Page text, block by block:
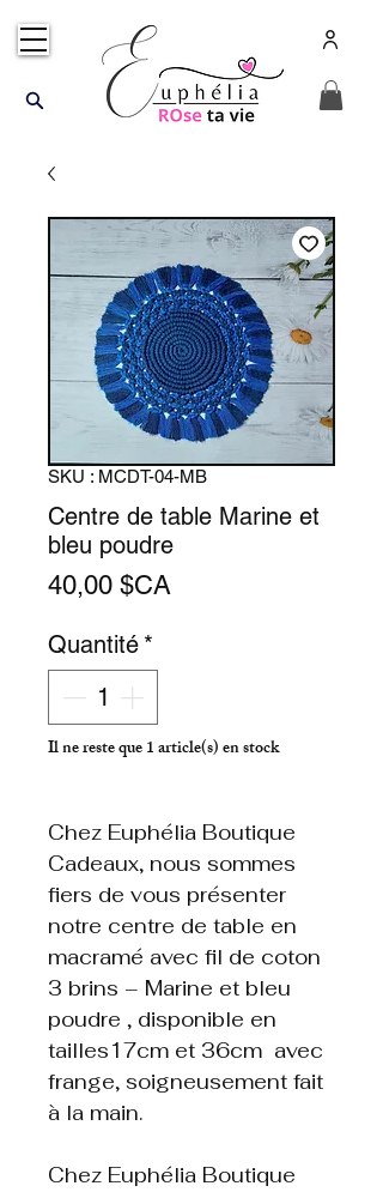
SKU : MCDT-04-MB
Centre de table Marine et
bleu poudre
40,00 $CA
Quantité *
Il ne reste que 1 article(s) en stock
Chez Euphélia Boutique
Cadeaux, nous sommes
fiers de vous présenter
notre centre de table en
macramé avec fil de coton
3 brins – Marine et bleu
poudre , disponible en
tailles17cm et 36cm avec
frange, soigneusement fait
à la main.
Chez Euphélia Boutique